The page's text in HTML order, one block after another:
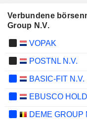
Verbundene
Group N.V.
VOPAK
POSTNL N.V.
BASIC-FIT N.V.
EBUSCO
DEME GROUP